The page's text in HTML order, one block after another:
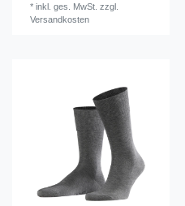
*inkl. ges. MwSt. zzgl.
Versandkosten